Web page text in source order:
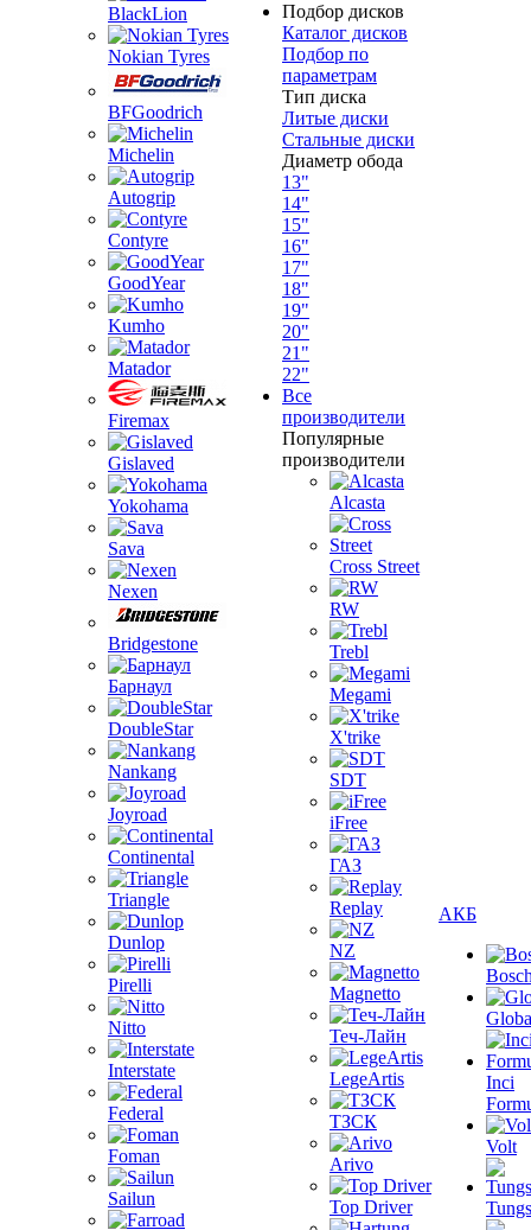
BlackLion
Nokian Tyres
BFGoodrich
Michelin
Autogrip
Contyre
GoodYear
Kumho
Matador
Firemax
Gislaved
Yokohama
Sava
Nexen
Bridgestone
Барнаул
DoubleStar
Nankang
Joyroad
Continental
Triangle
Dunlop
Pirelli
Nitto
Interstate
Federal
Foman
Sailun
Подбор дисков
Каталог дисков
Подбор по
параметрам
Тип диска
Литые диски
Стальные диски
Диаметр обода
13"
14"
15"
16"
17"
18"
19"
20"
21"
22"
Все
производители
Популярные
производители
Alcasta
Cross Street
RW
Trebl
Megami
X'trike
SDT
iFree
ГАЗ
Replay
NZ
Magnetto
Теч-Лайн
LegeArtis
ТЗСК
Arivo
Top Driver
АКБ
Inci
Volt